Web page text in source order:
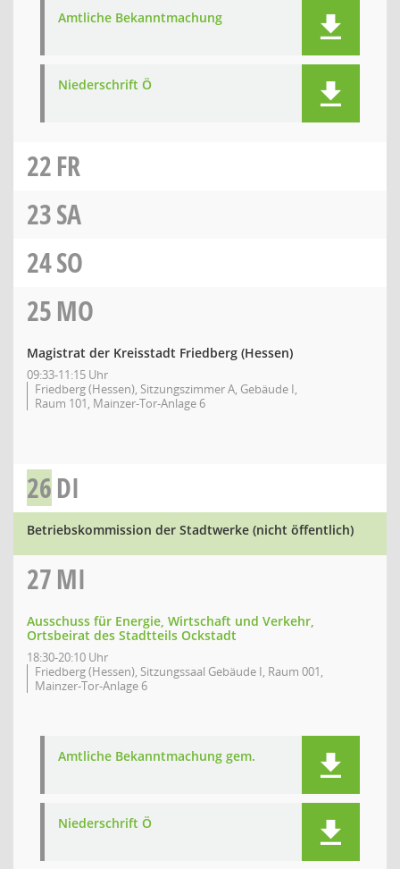
Amtliche Bekanntmachung
Niederschrift Ö
22FR
23SA
24SO
25MO
Magistrat der Kreisstadt Friedberg (Hessen)
09:33-11:15 Uhr
Friedberg (Hessen), Sitzungszimmer A, Gebäude I,
Raum 101, Mainzer-Tor-Anlage 6
26DI
Betriebskommission der Stadtwerke (nicht öffentlich)
27MI
Ausschuss für Energie, Wirtschaft und Verkehr,
Ortsbeirat des Stadtteils Ockstadt
18:30-20:10 Uhr
Friedberg (Hessen), Sitzungssaal Gebäude I, Raum 001,
Mainzer-Tor-Anlage 6
Amtliche Bekanntmachung gem.
Niederschrift Ö